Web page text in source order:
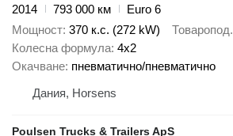
2014
793 000 км
Euro 6
Мощност 370 к.с. (272 kW) Товаропод.
Колесна формула 4x2
Окачване пневматично/пневматично
Дания, Horsens
Poulsen Trucks & Trailers ApS